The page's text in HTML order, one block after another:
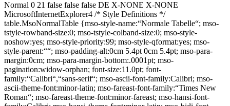
Normal 0 21 false false false DE X-NONE X-NONE
MicrosoftInternetExplorer4 /* Style Definitions */
table.MsoNormalTable {mso-style-name:“Normale Tabelle“; mso-
tstyle-rowband-size:0; mso-tstyle-colband-size:0; mso-style-
noshow:yes; mso-style-priority:99; mso-style-qformat:yes; mso-
style-parent:““; mso-padding-alt:0cm 5.4pt 0cm 5.4pt; mso-para-
margin:0cm; mso-para-margin-bottom:.0001pt; mso-
pagination:widow-orphan; font-size:11.0pt; font-
family:“Calibri“,“sans-serif“; mso-ascii-font-family:Calibri; mso-
ascii-theme-font:minor-latin; mso-fareast-font-family:“Times New
Roman“; mso-fareast-theme-font:minor-fareast; mso-hansi-font-